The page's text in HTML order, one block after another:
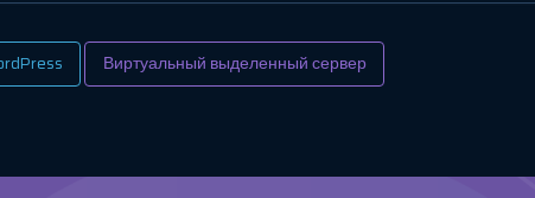
Виртуальный выделенный сервер